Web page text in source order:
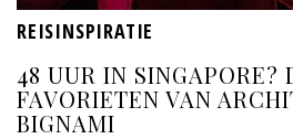
REISINSPIRATIE
48 UUR IN SINGAPORE?
FAVORIETEN VAN
BIGNAMI